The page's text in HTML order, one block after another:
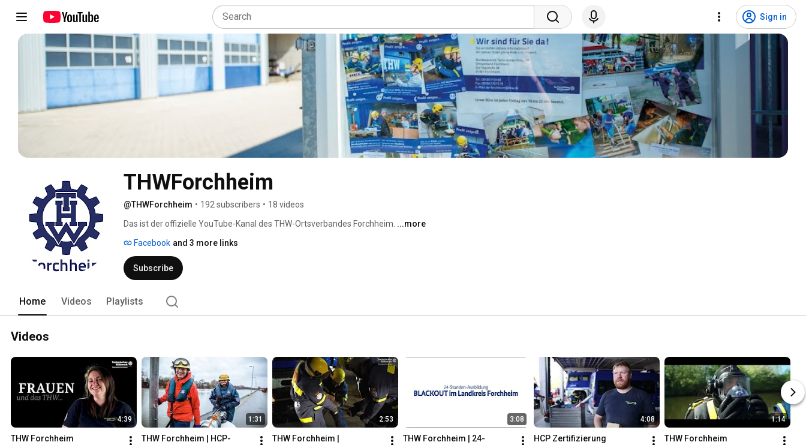
Sign in
THWForchheim
@THWForchheim • 192 subscribers • 18 videos
Das ist der offizielle YouTube-Kanal des THW-Ortsverbandes Forchheim. ...more
Facebook and 3 more links
Subscribe
Home Videos Playlists
Videos
4:39
THW Forchheim
1:31
THW Forchheim | HCP-
2:53
THW Forchheim |
3:08
THW Forchheim | 24-
4:08
HCP Zertifizierung
1:14
THW Forchheim